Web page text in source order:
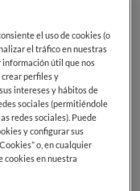
el uso de cookies (o
el tráfico en nuestras
información útil que nos
perfiles y
intereses y hábitos de
sociales (permitiéndole
redes sociales). Puede
y configurar sus
o, en cualquier
cookies en nuestra